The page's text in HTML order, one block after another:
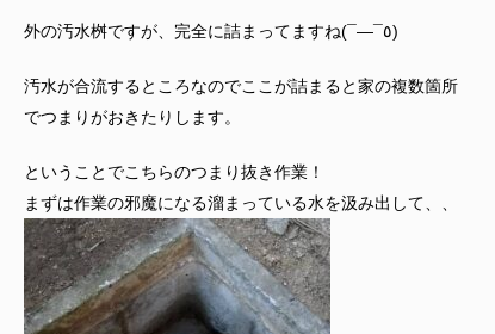
外の汚水桝ですが、完全に詰まってますね(¯―¯٥)
汚水が合流するところなのでここが詰まると家の複数箇所
でつまりがおきたりします。
ということでこちらのつまり抜き作業！
まずは作業の邪魔になる溜まっている水を汲み出して、、